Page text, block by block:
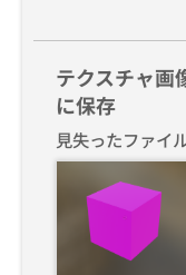
テクスチャ画
に保存
見失ったファイ